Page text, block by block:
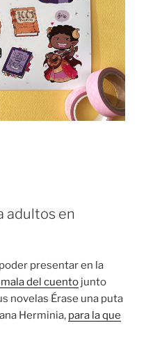
adultos en
presentar en la
mala del cuento junto
novelas Érase una puta
Herminia, para la que